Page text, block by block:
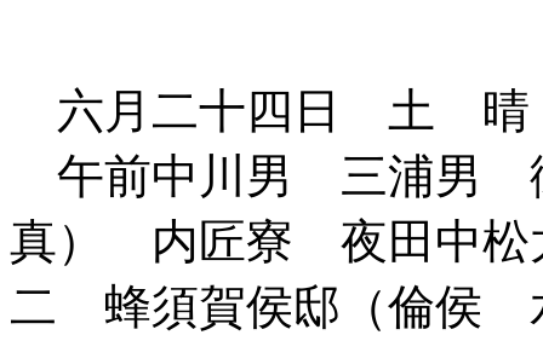
六月二十四日 土 晴
午前中川男 三浦男
真） 内匠寮 夜田中
二 蜂須賀侯邸（倫侯